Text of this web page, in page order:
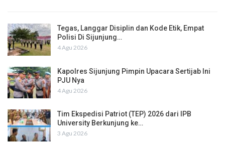
Tegas, Langgar Disiplin dan Kode Etik, Empat
Polisi Di Sijunjung…
4 Agu 2026
Kapolres Sijunjung Pimpin Upacara Sertijab Ini
PJU Nya
4 Agu 2026
Tim Ekspedisi Patriot (TEP) 2026 dari IPB
University Berkunjung ke…
3 Agu 2026